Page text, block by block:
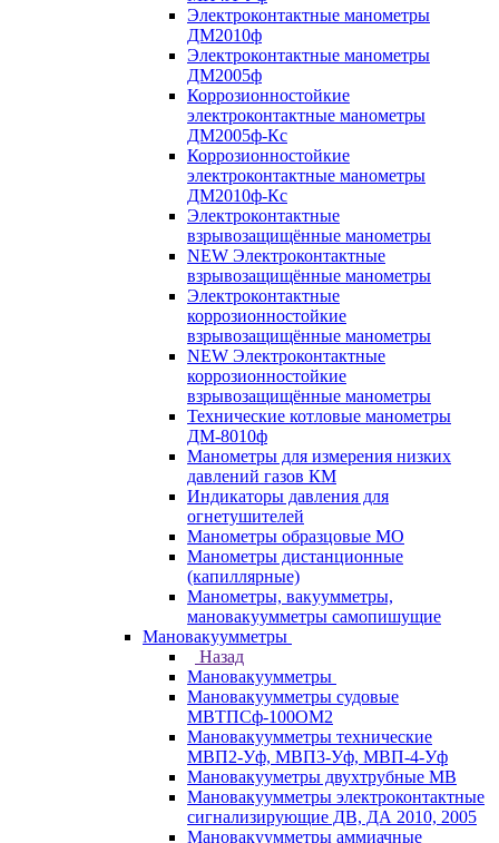
Электроконтактные манометры
ДМ2010ф
Электроконтактные манометры
ДМ2005ф
Коррозионностойкие
электроконтактные манометры
ДМ2005ф-Кс
Коррозионностойкие
электроконтактные манометры
ДМ2010ф-Кс
Электроконтактные
взрывозащищённые манометры
NEW Электроконтактные
взрывозащищённые манометры
Электроконтактные
коррозионностойкие
взрывозащищённые манометры
NEW Электроконтактные
коррозионностойкие
взрывозащищённые манометры
Технические котловые манометры
ДМ-8010ф
Манометры для измерения низких
давлений газов КМ
Индикаторы давления для
огнетушителей
Манометры образцовые МО
Манометры дистанционные
(капиллярные)
Манометры, вакуумметры,
мановакуумметры самопишущие
Мановакуумметры
Назад
Мановакуумметры
Мановакуумметры судовые
МВТПСф-100ОМ2
Мановакуумметры технические
МВП2-Уф, МВП3-Уф, МВП-4-Уф
Мановакууметры двухтрубные МВ
Мановакуумметры электроконтактные
сигнализирующие ДВ, ДА 2010, 2005
Мановакуумметры аммиачные